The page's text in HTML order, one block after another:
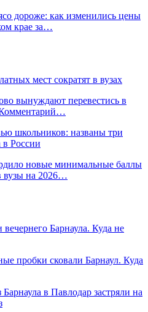
дороже: как изменились цены
крае за…
мест сократят в вузах
вынуждают перевестись в
Комментарий…
школьников: названы три
в России
новые минимальные баллы
вузы на 2026…
Барнаула. Куда не
пробки сковали Барнаул. Куда
в Павлодар застряли на